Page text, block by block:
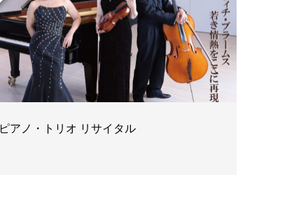
ピアノ・トリオ リサイタル